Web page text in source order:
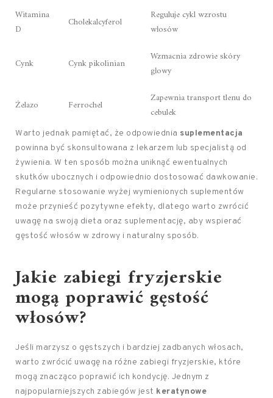
Witamina
D
Cholekalcyferol
Reguluje cykl wzrostu
włosów
Cynk Cynk pikolinian
Wzmacnia zdrowie skóry
głowy
Żelazo Ferrochel
Zapewnia transport tlenu do
cebulek
Warto jednak pamiętać, że odpowiednia suplementacja
powinna być skonsultowana z lekarzem lub specjalistą od
żywienia. W ten sposób można uniknąć ewentualnych
skutków ubocznych i odpowiednio dostosować dawkowanie.
Regularne stosowanie wyżej wymienionych suplementów
może przynieść pozytywne efekty, dlatego warto zwrócić
uwagę na swoją dieta oraz suplementację, aby wspierać
gęstość włosów w zdrowy i naturalny sposób.
Jakie zabiegi fryzjerskie
mogą poprawić gęstość
włosów?
Jeśli marzysz o gęstszych i bardziej zadbanych włosach,
warto zwrócić uwagę na różne zabiegi fryzjerskie, które
mogą znacząco poprawić ich kondycję. Jednym z
najpopularniejszych zabiegów jest keratynowe